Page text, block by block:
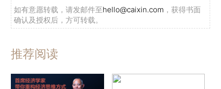
如有意愿转载，请发邮件至hello@caixin.com ，获得书面
确认及授权后，方可转载。
推荐阅读